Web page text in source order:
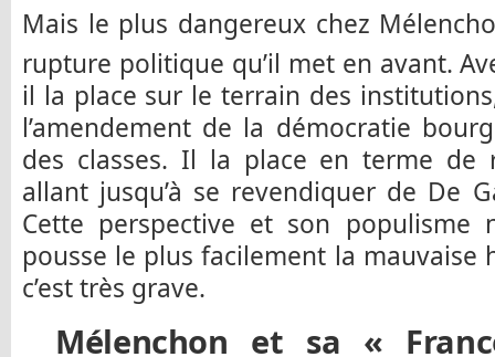
Mais le plus dangereux chez
rupture politique qu’il met en avant.
il la place sur le terrain des
l’amendement de la démocratie
des classes. Il la place en terme de
allant jusqu’à se revendiquer de De
Cette perspective et son populisme
pousse le plus facilement la mauvaise
c’est très grave.
Mélenchon et sa «